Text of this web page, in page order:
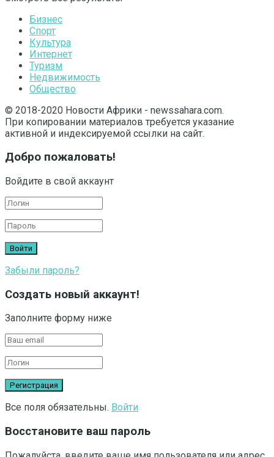
Бизнес
Спорт
Культура
Интернет
Туризм
Недвижимость
Общество
© 2018-2020 Новости Африки - newssahara.com.
При копировании материалов требуется указание
активной и индексируемой ссылки на сайт.
Добро пожаловать!
Войдите в свой аккаунт
Забыли пароль?
Создать новый аккаунт!
Заполните форму ниже
Все поля обязательны. Войти
Восстановите ваш пароль